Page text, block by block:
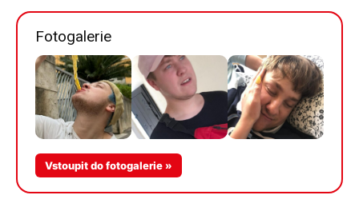
Fotogalerie
Vstoupit do fotogalerie »